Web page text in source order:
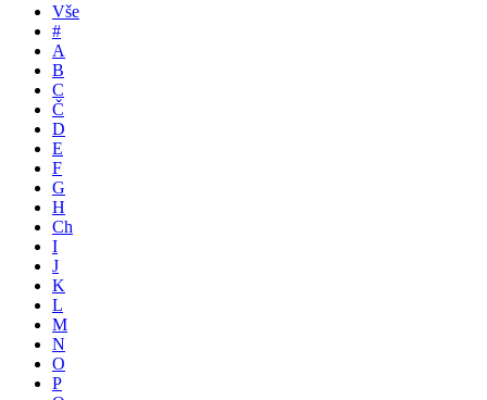
Vše
#
A
B
C
Č
D
E
F
G
H
Ch
I
J
K
L
M
N
O
P